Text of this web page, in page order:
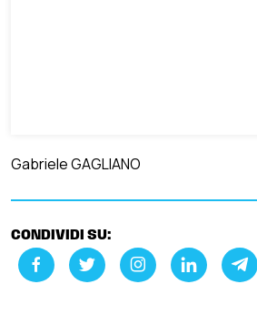
Gabriele GAGLIANO
CONDIVIDI SU: